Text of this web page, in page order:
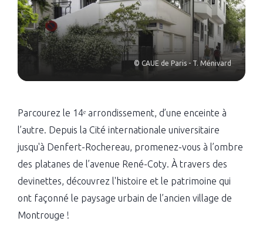
© CAUE de Paris - T. Ménivard
Parcourez le 14ᵉ arrondissement, d’une enceinte à
l’autre. Depuis la Cité internationale universitaire
jusqu'à Denfert-Rochereau, promenez-vous à l’ombre
des platanes de l’avenue René-Coty. À travers des
devinettes, découvrez l'histoire et le patrimoine qui
ont façonné le paysage urbain de l’ancien village de
Montrouge !